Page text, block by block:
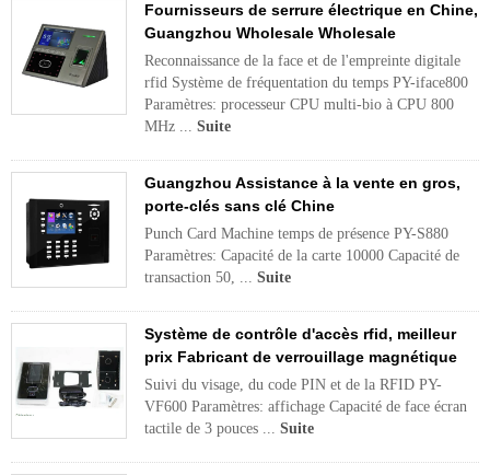
Fournisseurs de serrure électrique en Chine,
Guangzhou Wholesale Wholesale
Reconnaissance de la face et de l'empreinte digitale
rfid Système de fréquentation du temps PY-iface800
Paramètres: processeur CPU multi-bio à CPU 800
MHz ... Suite
Guangzhou Assistance à la vente en gros,
porte-clés sans clé Chine
Punch Card Machine temps de présence PY-S880
Paramètres: Capacité de la carte 10000 Capacité de
transaction 50, ... Suite
Système de contrôle d'accès rfid, meilleur
prix Fabricant de verrouillage magnétique
Suivi du visage, du code PIN et de la RFID PY-
VF600 Paramètres: affichage Capacité de face écran
tactile de 3 pouces ... Suite